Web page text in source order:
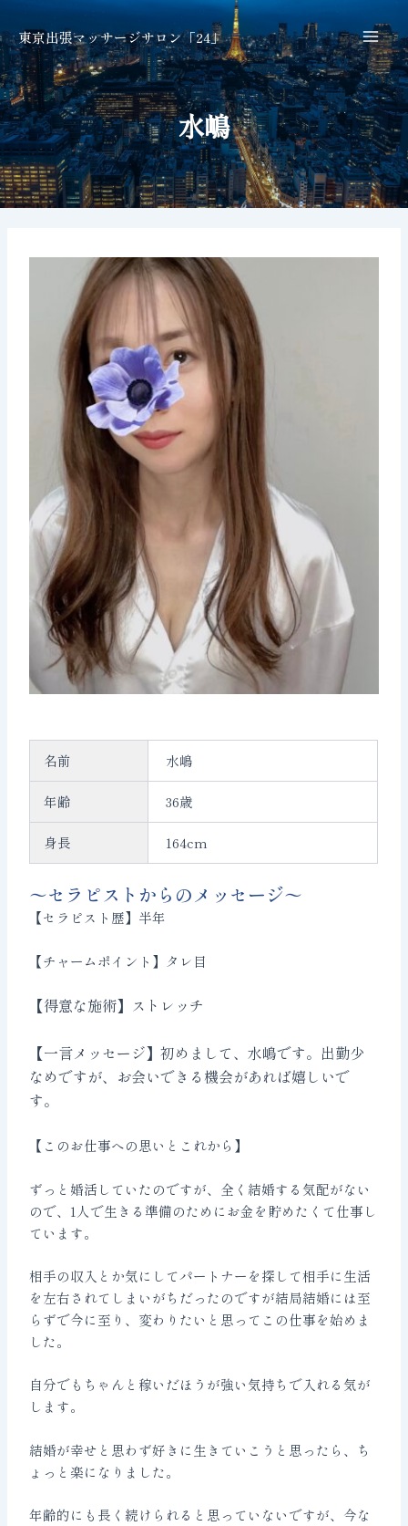
容
を
ス
キ
ッ
プ
東京出張マッサージサロン「24」
水嶋
名前 水嶋
年齢 36歳
身長 164cm
〜セラピストからのメッセージ〜
【セラピスト歴】半年
【チャームポイント】タレ目
【得意な施術】ストレッチ
【一言メッセージ】初めまして、水嶋です。出勤少
なめですが、お会いできる機会があれば嬉しいで
す。
【このお仕事への思いとこれから】
ずっと婚活していたのですが、全く結婚する気配がない
ので、1人で生きる準備のためにお金を貯めたくて仕事し
ています。
相手の収入とか気にしてパートナーを探して相手に生活
を左右されてしまいがちだったのですが結局結婚には至
らずで今に至り、変わりたいと思ってこの仕事を始めま
した。
自分でもちゃんと稼いだほうが強い気持ちで入れる気が
します。
結婚が幸せと思わず好きに生きていこうと思ったら、ち
ょっと楽になりました。
年齢的にも長く続けられると思っていないですが、今な
navigation